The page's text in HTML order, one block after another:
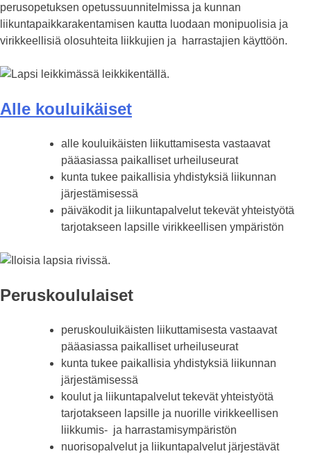
perusopetuksen opetussuunnitelmissa ja kunnan
liikuntapaikkarakentamisen kautta luodaan monipuolisia ja
virikkeellisiä olosuhteita liikkujien ja harrastajien käyttöön.
Alle kouluikäiset
alle kouluikäisten liikuttamisesta vastaavat
pääasiassa paikalliset urheiluseurat
kunta tukee paikallisia yhdistyksiä liikunnan
järjestämisessä
päiväkodit ja liikuntapalvelut tekevät yhteistyötä
tarjotakseen lapsille virikkeellisen ympäristön
Peruskoululaiset
peruskouluikäisten liikuttamisesta vastaavat
pääasiassa paikalliset urheiluseurat
kunta tukee paikallisia yhdistyksiä liikunnan
järjestämisessä
koulut ja liikuntapalvelut tekevät yhteistyötä
tarjotakseen lapsille ja nuorille virikkeellisen
liikkumis- ja harrastamisympäristön
nuorisopalvelut ja liikuntapalvelut järjestävät